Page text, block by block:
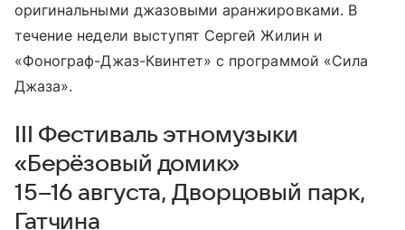
оригинальными джазовыми аранжировками. В
течение недели выступят Сергей Жилин и
«Фонограф-Джаз-Квинтет» с программой «Сила
Джаза».
III Фестиваль этномузыки
«Берёзовый домик»
15–16 августа, Дворцовый парк,
Гатчина